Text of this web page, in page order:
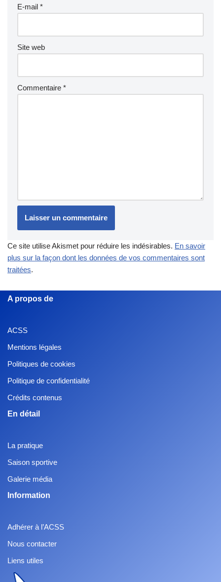
E-mail *
Site web
Commentaire *
Ce site utilise Akismet pour réduire les indésirables. En savoir
plus sur la façon dont les données de vos commentaires sont
traitées.
A propos de
ACSS
Mentions légales
Politiques de cookies
Politique de confidentialité
Crédits contenus
En détail
La pratique
Saison sportive
Galerie média
Information
Adhérer à l’ACSS
Nous contacter
Liens utiles